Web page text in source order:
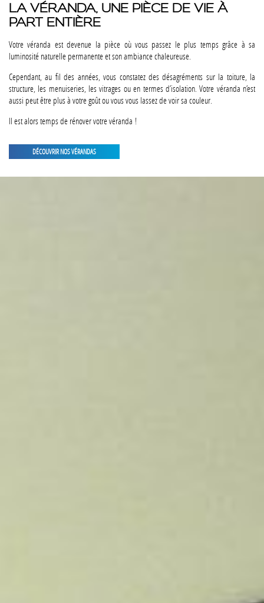
LA VÉRANDA, UNE PIÈCE DE VIE À
PART ENTIÈRE
Votre véranda est devenue la pièce où vous passez le plus temps grâce à sa
luminosité naturelle permanente et son ambiance chaleureuse.
Cependant, au fil des années, vous constatez des désagréments sur la toiture, la
structure, les menuiseries, les vitrages ou en termes d’isolation. Votre véranda n’est
aussi peut être plus à votre goût ou vous vous lassez de voir sa couleur.
Il est alors temps de rénover votre véranda !
DÉCOUVRIR NOS VÉRANDAS